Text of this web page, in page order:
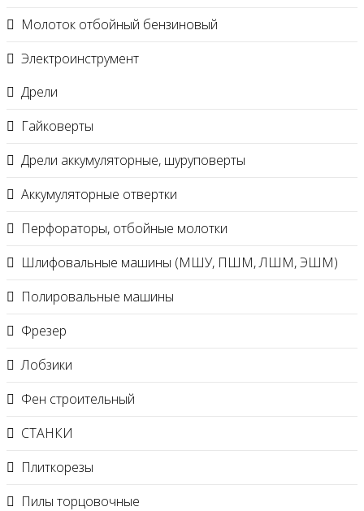
Молоток отбойный бензиновый
Электроинструмент
Дрели
Гайковерты
Дрели аккумуляторные, шуруповерты
Аккумуляторные отвертки
Перфораторы, отбойные молотки
Шлифовальные машины (МШУ, ПШМ, ЛШМ, ЭШМ)
Полировальные машины
Фрезер
Лобзики
Фен строительный
СТАНКИ
Плиткорезы
Пилы торцовочные